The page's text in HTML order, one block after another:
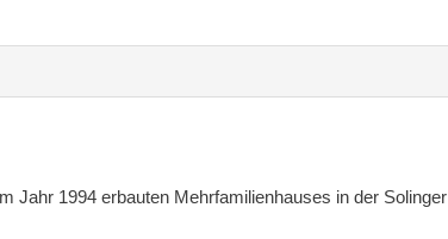
Jahr 1994 erbauten Mehrfamilienhauses in der Solinger